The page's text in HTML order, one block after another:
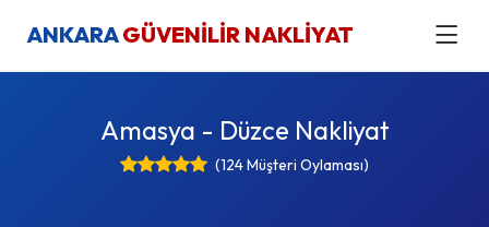
ANKARAGÜVENİLİR NAKLİYAT
Amasya - Düzce Nakliyat
(124 Müşteri Oylaması)